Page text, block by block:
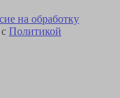
на обработку
Политикой